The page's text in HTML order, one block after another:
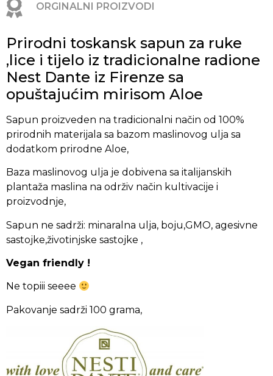
ORGINALNI PROIZVODI
Prirodni toskansk sapun za ruke
,lice i tijelo iz tradicionalne radione
Nest Dante iz Firenze sa
opuštajućim mirisom Aloe
Sapun proizveden na tradicionalni način od 100%
prirodnih materijala sa bazom maslinovog ulja sa
dodatkom prirodne Aloe,
Baza maslinovog ulja je dobivena sa italijanskih
plantaža maslina na održiv način kultivacije i
proizvodnje,
Sapun ne sadrži: minaralna ulja, boju,GMO, agesivne
sastojke,životinjske sastojke ,
Vegan friendly !
Ne topiii seeee
Pakovanje sadrži 100 grama,